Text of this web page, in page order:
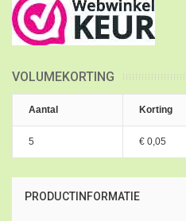
VOLUMEKORTING
Aantal Korting
5 € 0,05
PRODUCTINFORMATIE